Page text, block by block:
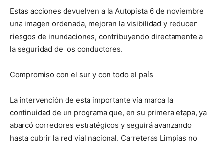
Estas acciones devuelven a la Autopista 6 de noviembre
una imagen ordenada, mejoran la visibilidad y reducen
riesgos de inundaciones, contribuyendo directamente a
la seguridad de los conductores.
Compromiso con el sur y con todo el país
La intervención de esta importante vía marca la
continuidad de un programa que, en su primera etapa, ya
abarcó corredores estratégicos y seguirá avanzando
hasta cubrir la red vial nacional. Carreteras Limpias no